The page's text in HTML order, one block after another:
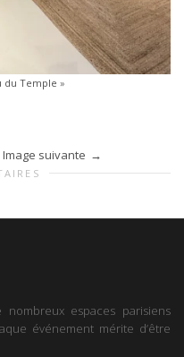
du Temple »
Image suivante
espaces parisiens
événement mérite d’être